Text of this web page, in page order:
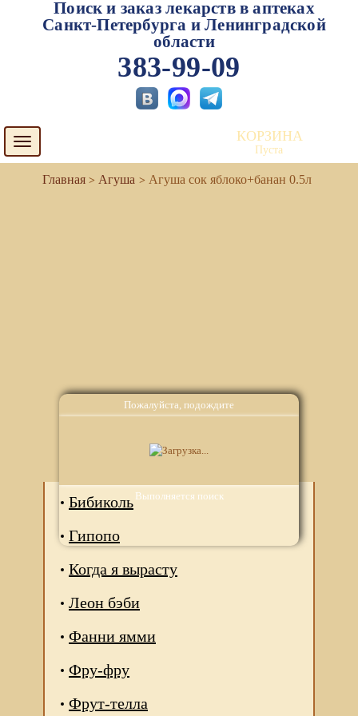
Пожалуйста, подождите
Выполняется поиск
Поиск и заказ лекарств в аптеках
Санкт-Петербурга и Ленинградской
области
383-99-09
Toggle
navigation
КОРЗИНА
Пуста
Агуша Агуша сок яблоко+банан 0.5л
Аналоги
Бибиколь
Гипопо
Когда я вырасту
Леон бэби
Фанни ямми
Фру-фру
Фрут-телла